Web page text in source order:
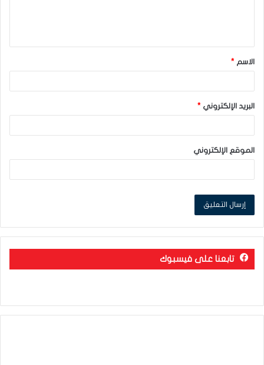
ق
*الاسم *
البريد الإلكتروني *
الموقع الإلكتروني
تابعنا على فيسبوك